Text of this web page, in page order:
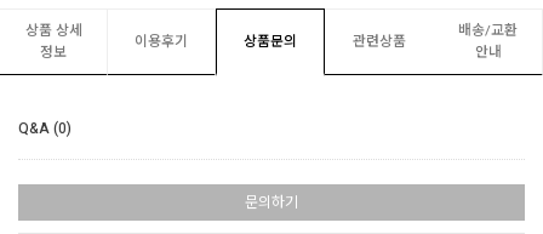
상품 상세
정보
이용후기 상품문의 관련상품
배송/교환
안내
Q&A (0)
문의하기